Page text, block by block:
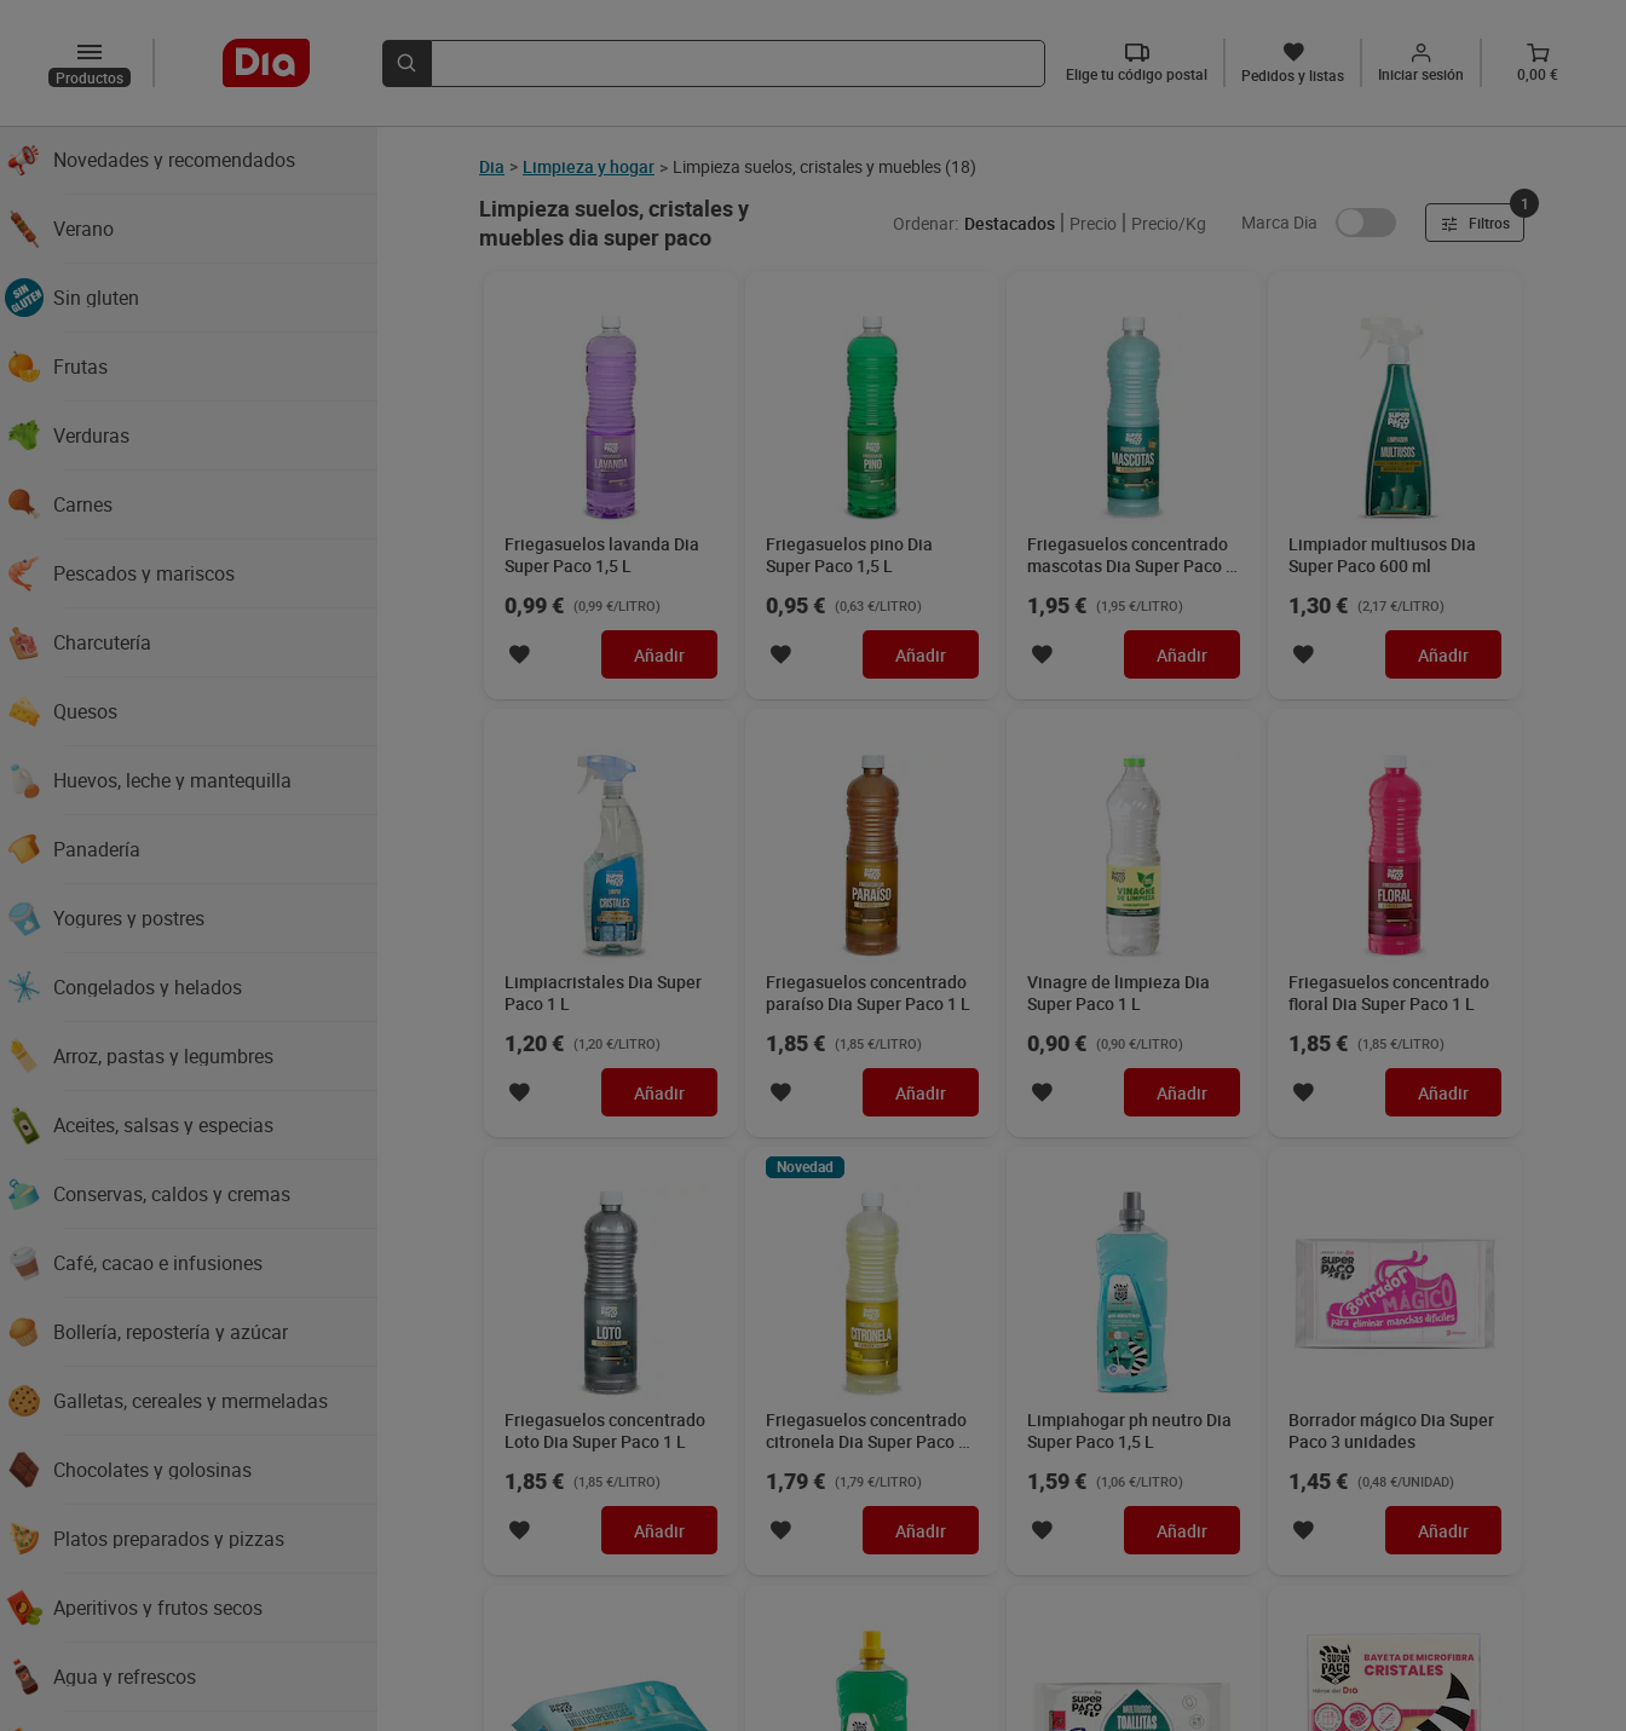
Productos Elige tu código postal Pedidos y listas Iniciar sesión 0,00 €
Novedades y recomendados
Verano
Sin gluten
Frutas
Verduras
Carnes
Pescados y mariscos
Charcutería
Quesos
Huevos, leche y mantequilla
Panadería
Yogures y postres
Congelados y helados
Arroz, pastas y legumbres
Aceites, salsas y especias
Conservas, caldos y cremas
Café, cacao e infusiones
Bollería, repostería y azúcar
Galletas, cereales y mermeladas
Chocolates y golosinas
Platos preparados y pizzas
Aperitivos y frutos secos
Agua y refrescos
Dia > Limpieza y hogar > Limpieza suelos, cristales y muebles (18)
Limpieza suelos, cristales y
muebles dia super paco
Ordenar: Destacados Precio Precio/Kg Marca Dia Filtros
1
Friegasuelos lavanda Dia
Super Paco 1,5 L
0,99 € (0,99 €/LITRO)
Añadir
Friegasuelos pino Dia
Super Paco 1,5 L
0,95 € (0,63 €/LITRO)
Añadir
Friegasuelos concentrado
mascotas Dia Super Paco 1
1,95 € (1,95 €/LITRO)
Añadir
Limpiador multiusos Dia
Super Paco 600 ml
1,30 € (2,17 €/LITRO)
Añadir
Limpiacristales Dia Super
Paco 1 L
1,20 € (1,20 €/LITRO)
Añadir
Friegasuelos concentrado
paraíso Dia Super Paco 1 L
1,85 € (1,85 €/LITRO)
Añadir
Vinagre de limpieza Dia
Super Paco 1 L
0,90 € (0,90 €/LITRO)
Añadir
Friegasuelos concentrado
floral Dia Super Paco 1 L
1,85 € (1,85 €/LITRO)
Añadir
Friegasuelos concentrado
Loto Dia Super Paco 1 L
1,85 € (1,85 €/LITRO)
Añadir
Novedad
Friegasuelos concentrado
citronela Dia Super Paco 1
1,79 € (1,79 €/LITRO)
Añadir
Limpiahogar ph neutro Dia
Super Paco 1,5 L
1,59 € (1,06 €/LITRO)
Añadir
Borrador mágico Dia Super
Paco 3 unidades
1,45 € (0,48 €/UNIDAD)
Añadir